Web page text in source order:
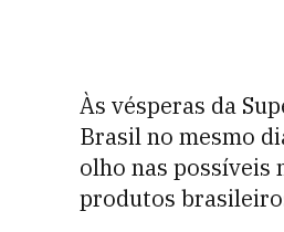
Às vésperas da
Brasil no mesmo
olho nas possíveis
produtos